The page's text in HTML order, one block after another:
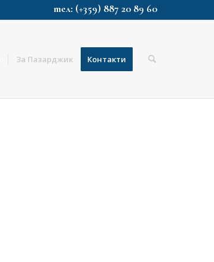
тел: (+359) 887 20 89 60
За Пазарджик Контакти